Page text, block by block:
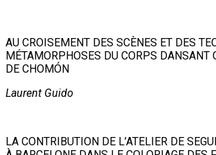
AU CROISEMENT DES SCÈNES ET DES
MÉTAMORPHOSES DU CORPS DANSANT
DE CHOMÓN
Laurent Guido
LA CONTRIBUTION DE L’ATELIER DE